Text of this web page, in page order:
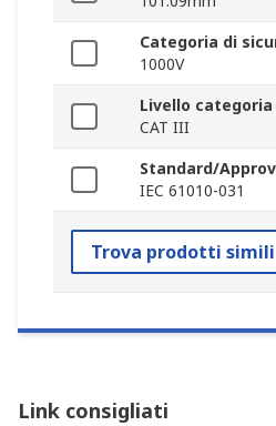
Categoria di
1000V
Livello
CAT III
Standard/
IEC 61010-031
Trova prodotti simili
Link consigliati